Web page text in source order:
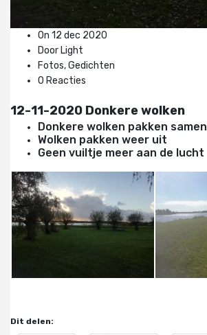
On 12 dec 2020
Door Light
Fotos,Gedichten
0 Reacties
12-11-2020 Donkere wolken
Donkere wolken pakken samen
Wolken pakken weer uit
Geen vuiltje meer aan de lucht
Dit delen: